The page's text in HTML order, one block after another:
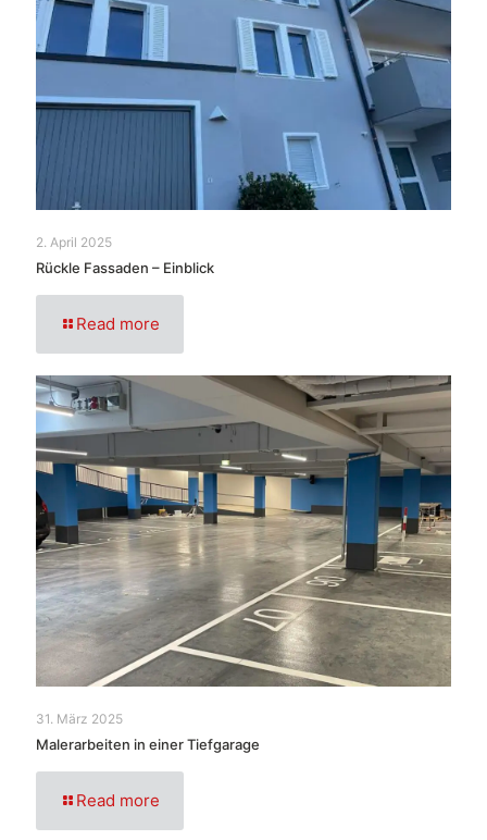
2. April 2025
Rückle Fassaden – Einblick
Read more
31. März 2025
Malerarbeiten in einer Tiefgarage
Read more